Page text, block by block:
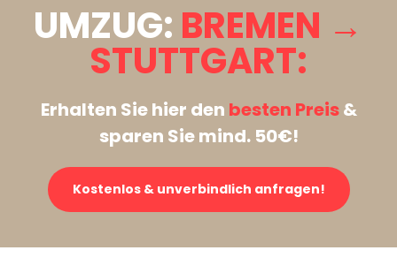
UMZUG: BREMEN →
STUTTGART:
Erhalten Sie hier den besten Preis&
sparen Sie mind. 50€!
Kostenlos & unverbindlich anfragen!